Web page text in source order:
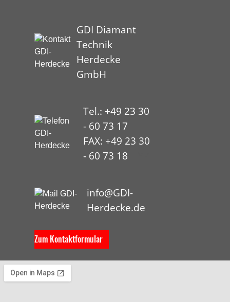
GDI Diamant
Technik
Herdecke
GmbH
Tel.: +49 23 30
- 60 73 17
FAX: +49 23 30
- 60 73 18
info@GDI-
Herdecke.de
Zum Kontaktformular